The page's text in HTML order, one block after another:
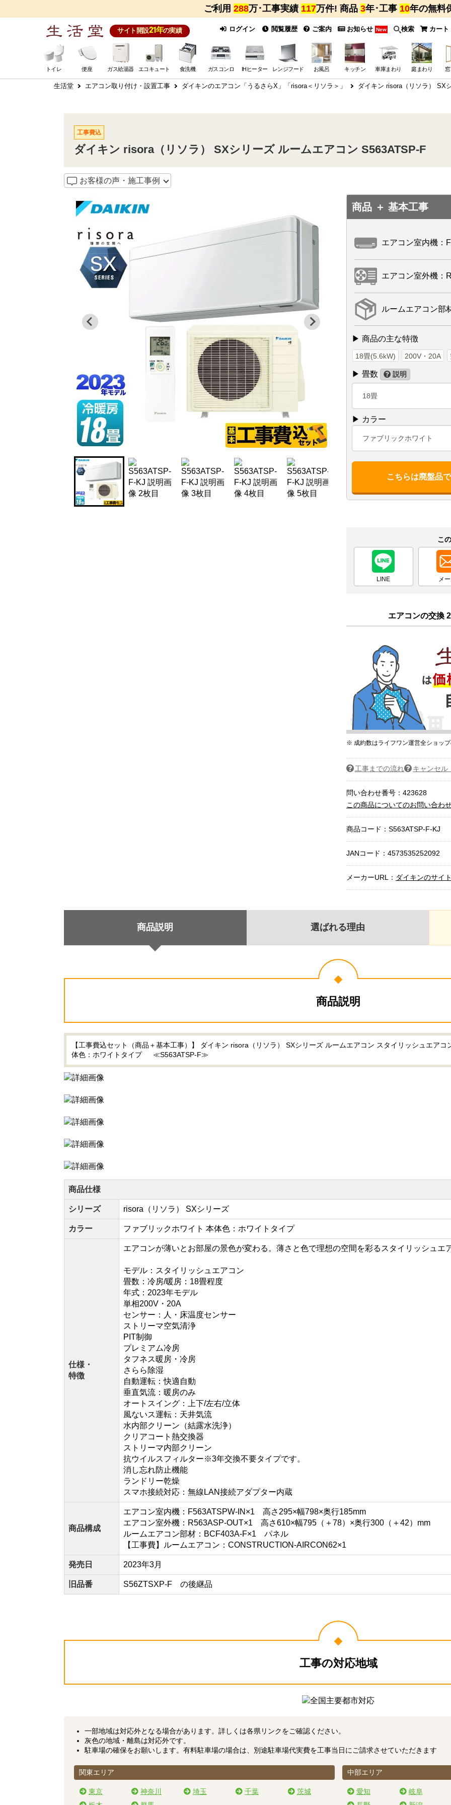
ご利用 288万･工事実績 117万件! 商品 3年･工事 10年の無料
サイト開設21年の実績 ログイン 閲覧履歴 ご案内 お知らせ New 検索 カート
トイレ 便座 ガス給湯器 エコキュート 食洗機 ガスコンロ IHヒーター レンジフード お風呂 キッチン 車庫まわり 庭まわり
生活堂 エアコン取り付け・設置工事 ダイキンのエアコン「うるさらX」「risora＜リソラ＞」 ダイキン risora（リソラ） SX
工事費込
ダイキン risora（リソラ） SXシリーズ ルームエアコン S563ATSP-F
お客様の声・施工事例
商品 ＋ 基本工事
エアコン室内機：
エアコン室外機：
ルームエアコン部
▶ 商品の主な特徴
18畳(5.6kW) 200V・20A
▶ 畳数 説明
18畳
▶ カラー
ファブリックホワイト
こちらは廃盤品
こ
LINE メ
エアコンの交換
※ 成約数はライフワン運営全ショッ
工事までの流れ キャンセル
問い合わせ番号：423628
この商品についてのお問い合わ
商品コード： S563ATSP-F-KJ
JANコード：4573535252092
メーカーURL： ダイキンのサイ
商品説明 選ばれる理由
商品説明
【工事費込セット（商品＋基本工事）】 ダイキン risora（リソラ） SXシリーズ ルームエアコン スタイリッシュエア
体色：ホワイトタイプ ≪S563ATSP-F≫
商品仕様
シリーズ risora（リソラ） SXシリーズ
カラー ファブリックホワイト 本体色：ホワイトタイプ
仕様・
特徴
エアコンが薄いとお部屋の景色が変わる。薄さと色で理想の空間を彩るスタイリッシュエ
モデル：スタイリッシュエアコン
畳数：冷房/暖房：18畳程度
年式：2023年モデル
単相200V・20A
センサー：人・床温度センサー
ストリーマ空気清浄
PIT制御
プレミアム冷房
タフネス暖房・冷房
さらら除湿
自動運転：快適自動
垂直気流：暖房のみ
オートスイング：上下/左右/立体
風ないス運転：天井気流
水内部クリーン（結露水洗浄）
クリアコート熱交換器
ストリーマ内部クリーン
抗ウイルスフィルター※3年交換不要タイプです。
消し忘れ防止機能
ランドリー乾燥
スマホ接続対応：無線LAN接続アダプター内蔵
商品構成
エアコン室内機：F563ATSPW-IN×1 高さ295×幅798×奥行185mm
エアコン室外機：R563ASP-OUT×1 高さ610×幅795（＋78）×奥行300（＋42）mm
ルームエアコン部材：BCF403A-F×1 パネル
【工事費】ルームエアコン：CONSTRUCTION-AIRCON62×1
発売日 2023年3月
旧品番 S56ZTSXP-F の後継品
工事の対応地域
一部地域は対応外となる場合があります。 詳しくは各県リンクをご確認ください。
灰色の地域・離島は対応外です。
駐車場の確保をお願いします。有料駐車場の場合は、別途駐車場代実費を工事当日にご請求させていただきます
関東エリア
東京 神奈川 埼玉 千葉
茨城
中部エリア
愛知
岐阜